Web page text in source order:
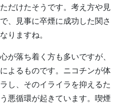
だけたそうです。考え方や見
、見事に卒煙に成功した関さ
りますね。
が落ち着く方も多いですが、
よるものです。ニコチンが体
し、そのイライラを抑えるた
悪循環が起きています。喫煙